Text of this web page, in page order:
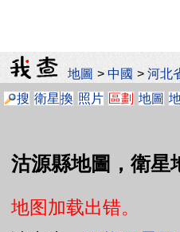
地圖 >中國 >河北
搜 衛星換 照片 區劃 地圖
沽源縣地圖，衛星
地图加载出错。